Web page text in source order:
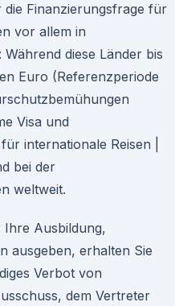
die Finanzierungsfrage für
vor allem in
diese Länder bis
Euro (Referenzperiode
Visa und
internationale Reisen |
bei der
weltweit.
Ihre Ausbildung,
ausgeben, erhalten Sie
Verbot von
dem Vertreter